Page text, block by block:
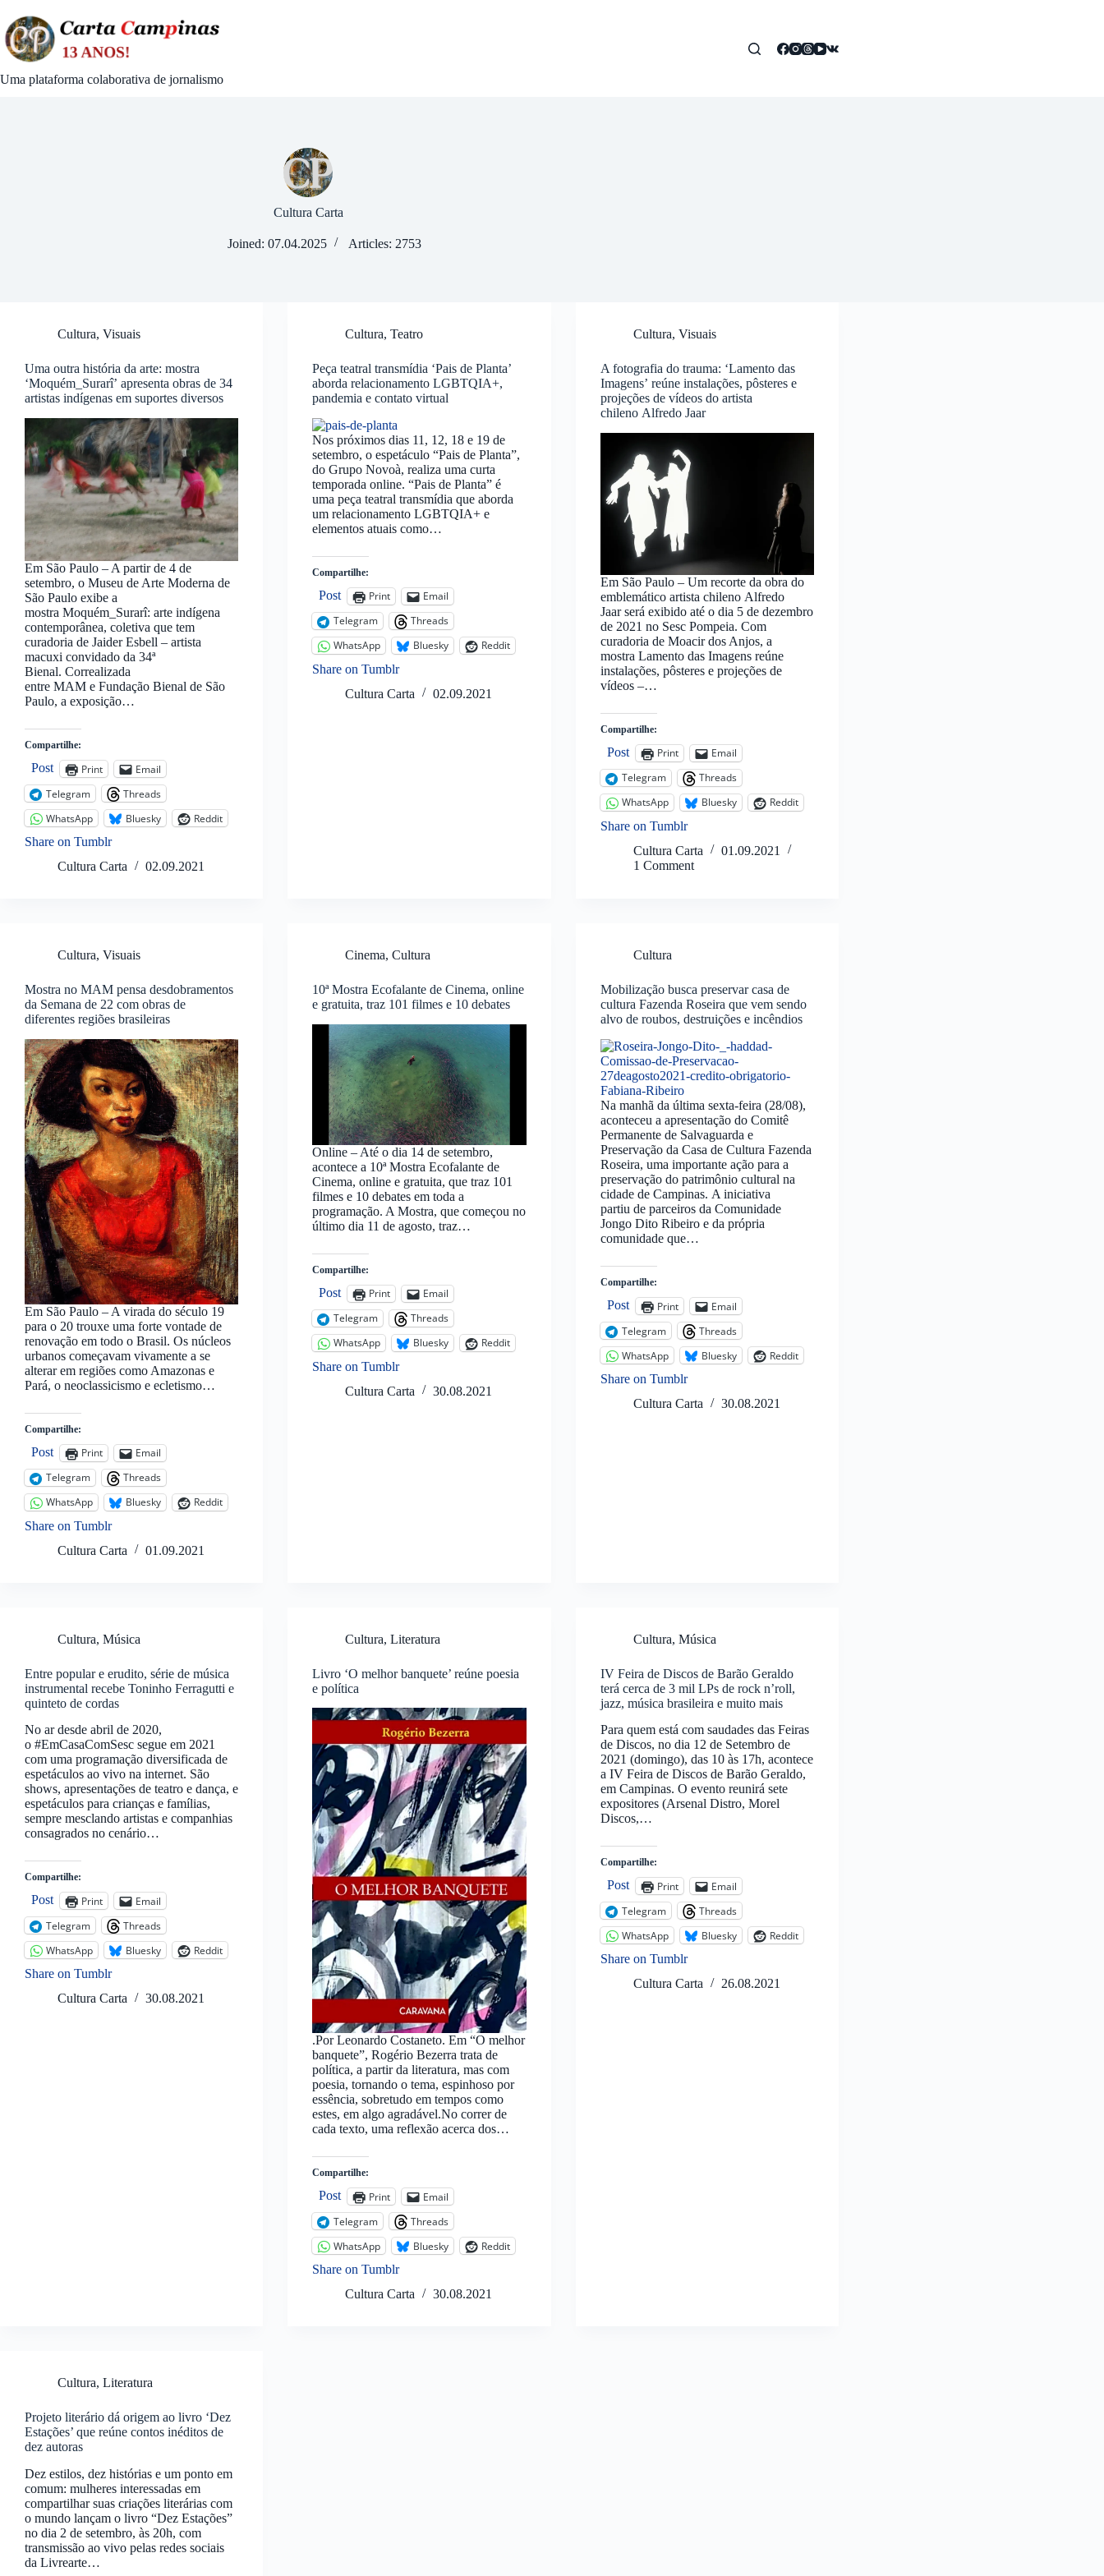
content
Uma plataforma colaborativa de jornalismo
Cultura Carta
Joined: 07.04.2025 Articles: 2753
Cultura, Visuais
Uma outra história da arte: mostra
‘Moquém_Surarî’ apresenta obras de 34
artistas indígenas em suportes diversos
Em São Paulo – A partir de 4 de
setembro, o Museu de Arte Moderna de
São Paulo exibe a
mostra Moquém_Surarî: arte indígena
contemporânea, coletiva que tem
curadoria de Jaider Esbell – artista
macuxi convidado da 34ª
Bienal. Correalizada
entre MAM e Fundação Bienal de São
Paulo, a exposição…
Compartilhe:
Post Print
Email
Telegram
Threads
WhatsApp
Bluesky
Reddit
Share on Tumblr
Cultura Carta
02.09.2021
Cultura,Teatro
Peça teatral transmídia ‘Pais de Planta’
aborda relacionamento LGBTQIA+,
pandemia e contato virtual
Nos próximos dias 11, 12, 18 e 19 de
setembro, o espetáculo “Pais de Planta”,
do Grupo Novoà, realiza uma curta
temporada online. “Pais de Planta” é
uma peça teatral transmídia que aborda
um relacionamento LGBTQIA+ e
elementos atuais como…
Compartilhe:
Post Print
Email
Telegram
Threads
WhatsApp
Bluesky
Reddit
Share on Tumblr
Cultura Carta
02.09.2021
Cultura, Visuais
A fotografia do trauma: ‘Lamento das
Imagens’ reúne instalações, pôsteres e
projeções de vídeos do artista
chileno Alfredo Jaar
Em São Paulo – Um recorte da obra do
emblemático artista chileno Alfredo
Jaar será exibido até o dia 5 de dezembro
de 2021 no Sesc Pompeia. Com
curadoria de Moacir dos Anjos, a
mostra Lamento das Imagens reúne
instalações, pôsteres e projeções de
vídeos –…
Compartilhe:
Post Print
Email
Telegram
Threads
WhatsApp
Bluesky
Reddit
Share on Tumblr
Cultura Carta
01.09.2021
1 Comment
Cultura, Visuais
Mostra no MAM pensa desdobramentos
da Semana de 22 com obras de
diferentes regiões brasileiras
Em São Paulo – A virada do século 19
para o 20 trouxe uma forte vontade de
renovação em todo o Brasil. Os núcleos
urbanos começavam vivamente a se
alterar em regiões como Amazonas e
Pará, o neoclassicismo e ecletismo…
Compartilhe:
Post Print
Email
Telegram
Threads
WhatsApp
Bluesky
Reddit
Share on Tumblr
Cultura Carta
01.09.2021
Cinema,Cultura
10ª Mostra Ecofalante de Cinema, online
e gratuita, traz 101 filmes e 10 debates
Online – Até o dia 14 de setembro,
acontece a 10ª Mostra Ecofalante de
Cinema, online e gratuita, que traz 101
filmes e 10 debates em toda a
programação. A Mostra, que começou no
último dia 11 de agosto, traz…
Compartilhe:
Post Print
Email
Telegram
Threads
WhatsApp
Bluesky
Reddit
Share on Tumblr
Cultura Carta
30.08.2021
Cultura
Mobilização busca preservar casa de
cultura Fazenda Roseira que vem sendo
alvo de roubos, destruições e incêndios
Na manhã da última sexta-feira (28/08),
aconteceu a apresentação do Comitê
Permanente de Salvaguarda e
Preservação da Casa de Cultura Fazenda
Roseira, uma importante ação para a
preservação do patrimônio cultural na
cidade de Campinas. A iniciativa
partiu de parceiros da Comunidade
Jongo Dito Ribeiro e da própria
comunidade que…
Compartilhe:
Post Print
Email
Telegram
Threads
WhatsApp
Bluesky
Reddit
Share on Tumblr
Cultura Carta
30.08.2021
Cultura, Música
Entre popular e erudito, série de música
instrumental recebe Toninho Ferragutti e
quinteto de cordas
No ar desde abril de 2020,
o #EmCasaComSesc segue em 2021
com uma programação diversificada de
espetáculos ao vivo na internet. São
shows, apresentações de teatro e dança, e
espetáculos para crianças e famílias,
sempre mesclando artistas e companhias
consagrados no cenário…
Compartilhe:
Post Print
Email
Telegram
Threads
WhatsApp
Bluesky
Reddit
Share on Tumblr
Cultura Carta
30.08.2021
Cultura,Literatura
Livro ‘O melhor banquete’ reúne poesia
e política
.Por Leonardo Costaneto. Em “O melhor
banquete”, Rogério Bezerra trata de
política, a partir da literatura, mas com
poesia, tornando o tema, espinhoso por
essência, sobretudo em tempos como
estes, em algo agradável.No correr de
cada texto, uma reflexão acerca dos…
Compartilhe:
Post Print
Email
Telegram
Threads
WhatsApp
Bluesky
Reddit
Share on Tumblr
Cultura Carta
30.08.2021
Cultura, Música
IV Feira de Discos de Barão Geraldo
terá cerca de 3 mil LPs de rock n’roll,
jazz, música brasileira e muito mais
Para quem está com saudades das Feiras
de Discos, no dia 12 de Setembro de
2021 (domingo), das 10 às 17h, acontece
a IV Feira de Discos de Barão Geraldo,
em Campinas. O evento reunirá sete
expositores (Arsenal Distro, Morel
Discos,…
Compartilhe:
Post Print
Email
Telegram
Threads
WhatsApp
Bluesky
Reddit
Share on Tumblr
Cultura Carta
26.08.2021
Cultura, Literatura
Projeto literário dá origem ao livro ‘Dez
Estações’ que reúne contos inéditos de
dez autoras
Dez estilos, dez histórias e um ponto em
comum: mulheres interessadas em
compartilhar suas criações literárias com
o mundo lançam o livro “Dez Estações”
no dia 2 de setembro, às 20h, com
transmissão ao vivo pelas redes sociais
da Livrearte…